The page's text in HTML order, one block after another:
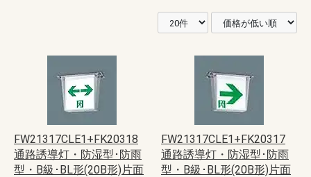
FW21317CLE1+FK20318
通路誘導灯・防湿型･防雨
型・B級･BL形(20B形)片面
FW21317CLE1+FK20317
通路誘導灯・防湿型･防雨
型・B級･BL形(20B形)片面